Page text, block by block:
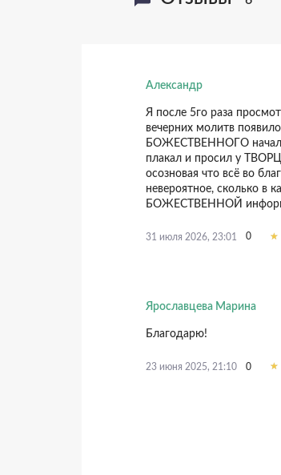
Александр
Я после 5го раза
вечерних молитв
БОЖЕСТВЕННОГО начала
плакал и просил у
осозновая что всё во
невероятное, сколько в
БОЖЕСТВЕННОЙ
31 июля 2026, 23:01 0
Ярославцева Марина
Благодарю!
23 июня 2025, 21:10 0
0
+5